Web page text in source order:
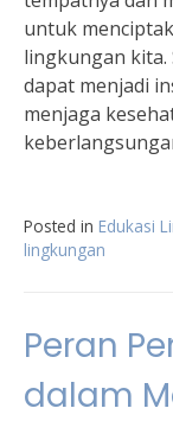
untuk
lingkungan
dapat menjadi
menjaga
Posted in Edukasi
lingkungan
Peran
dalam